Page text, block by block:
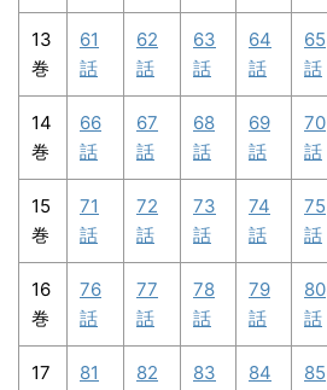
13
巻
61
話
62
話
63
話
64
話
65
話
14
巻
66
話
67
話
68
話
69
話
70
話
15
巻
71
話
72
話
73
話
74
話
75
話
16
巻
76
話
77
話
78
話
79
話
80
話
17
81
82
83
84
85